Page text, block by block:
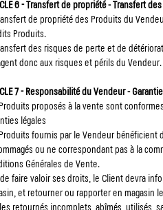
6 - Transfert de propriété - Transfert
de propriété des Produits du
Produits.
des risques de perte et de
donc aux risques et périls du Vendeur.
7 - Responsabilité du Vendeur - Garantie
proposés à la vente sont
légales
fournis par le Vendeur
ou ne correspondant pas à la
Générales de Vente.
faire valoir ses droits, le Client devra
et retourner ou rapporter en magasin
retournés incomplets, abîmés, utilisés,